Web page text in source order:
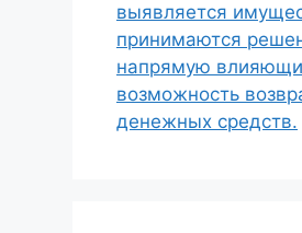
выявляется
принимаются
напрямую
возможность
денежных средств.